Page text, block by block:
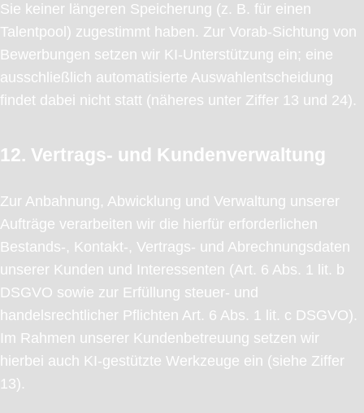
Sie keiner längeren Speicherung (z. B. für einen
Talentpool) zugestimmt haben. Zur Vorab-Sichtung von
Bewerbungen setzen wir KI-Unterstützung ein; eine
ausschließlich automatisierte Auswahlentscheidung
findet dabei nicht statt (näheres unter Ziffer 13 und 24).
12. Vertrags- und Kundenverwaltung
Zur Anbahnung, Abwicklung und Verwaltung unserer
Aufträge verarbeiten wir die hierfür erforderlichen
Bestands-, Kontakt-, Vertrags- und Abrechnungsdaten
unserer Kunden und Interessenten (Art. 6 Abs. 1 lit. b
DSGVO sowie zur Erfüllung steuer- und
handelsrechtlicher Pflichten Art. 6 Abs. 1 lit. c DSGVO).
Im Rahmen unserer Kundenbetreuung setzen wir
hierbei auch KI-gestützte Werkzeuge ein (siehe Ziffer
13).